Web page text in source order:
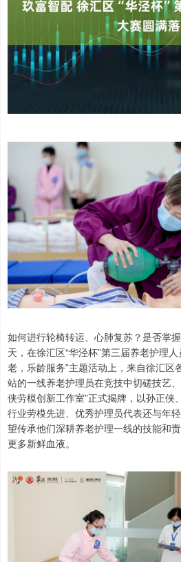
如何进行轮椅转运、心肺复苏？是否掌
天，在徐汇区“华泾杯”第三届养老护理
老，乐龄服务”主题活动上，来自徐汇区
站的一线养老护理员在竞技中切磋技艺
侠劳模创新工作室”正式揭牌，以孙正侠
行业劳模先进、优秀护理员代表还与年
望传承他们深耕养老护理一线的技能和
更多新鲜血液。